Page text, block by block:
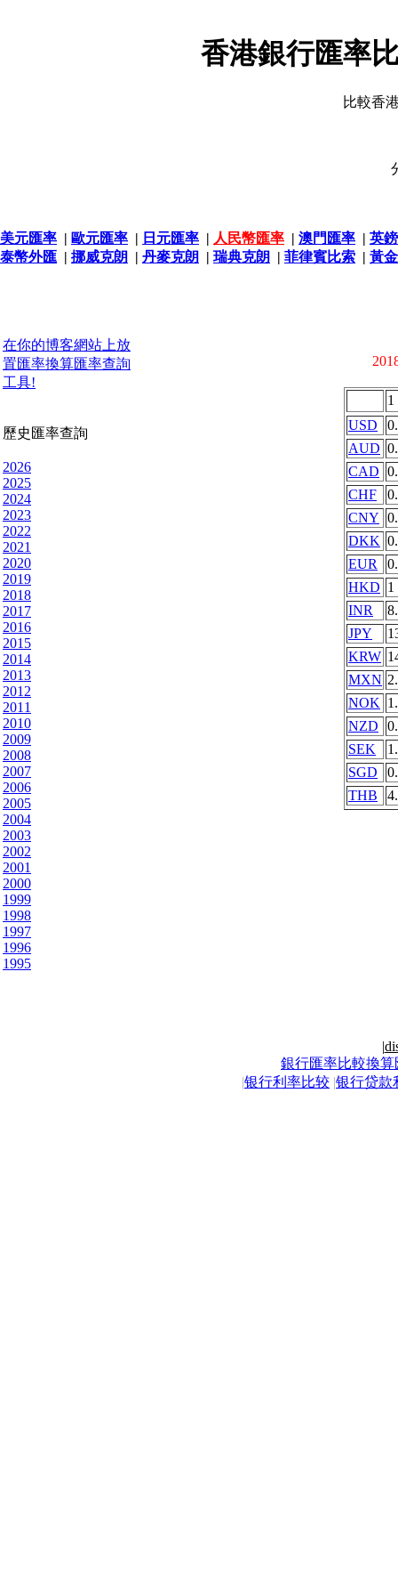
香港銀行匯率
比較香
美元匯率 | 歐元匯率 | 日元匯率 | 人民幣匯率 | 澳門匯率 | 英
泰幣外匯 | 挪威克朗 | 丹麥克朗 | 瑞典克朗 | 菲律賓比索 | 黃
在你的博客網站上放
置匯率換算匯率查詢
工具!
歷史匯率查詢
2026
2025
2024
2023
2022
2021
2020
2019
2018
2017
2016
2015
2014
2013
2012
2011
2010
2009
2008
2007
2006
2005
2004
2003
2002
2001
2000
1999
1998
1997
1996
1995
1
USD
AUD
CAD
CHF
CNY
DKK
EUR
HKD 1
INR
JPY
KRW
MXN
NOK
NZD
SEK
SGD
THB
|
銀行匯率比較換算
|银行利率比较 |银行贷款